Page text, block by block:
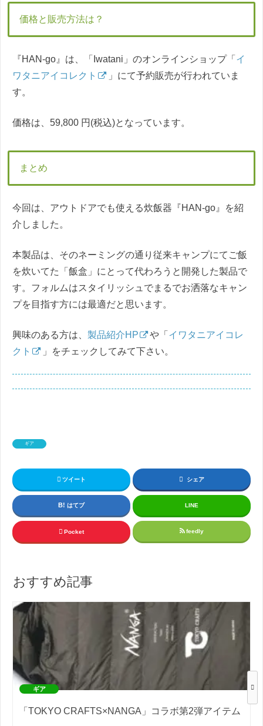
価格と販売方法は？
『HAN-go』は、「Iwatani」のオンラインショップ「 イ
ワタニアイコレクト
」にて予約販売が行われていま
す。
価格は、59,800 円(税込)となっています。
まとめ
今回は、アウトドアでも使える炊飯器『HAN-go』を紹
介しました。
本製品は、そのネーミングの通り従来キャンプにてご飯
を炊いてた「飯盒」にとって代わろうと開発した製品で
す。フォルムはスタイリッシュでまるでお洒落なキャン
プを目指す方には最適だと思います。
興味のある方は、 製品紹介HP や「 イワタニアイコレ
クト
」をチェックしてみて下さい。
ギア
ツイート シェア
はてブ LINE
Pocket feedly
おすすめ記事
ギア
「TOKYO CRAFTS×NANGA」コラボ第2弾アイテム